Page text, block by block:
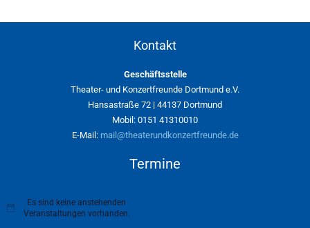
Kontakt
Geschäftsstelle
Theater- und Konzertfreunde Dortmund e.V.
Hansastraße 72 | 44137 Dortmund
Mobil: 0151 41310010
E-Mail: mail@theaterundkonzertfreunde.de
Termine
H
Es sind keine anstehenden
Veranstaltungen vorhanden.